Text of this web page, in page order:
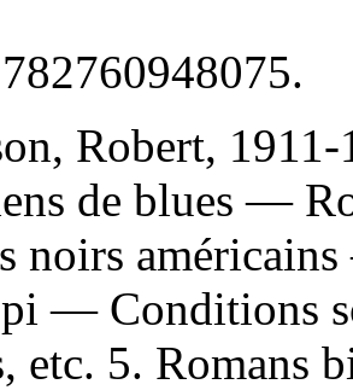
.
Robert,
de blues —
noirs
— Conditions
etc. 5. Romans